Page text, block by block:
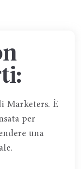
Marketers. È
per
una